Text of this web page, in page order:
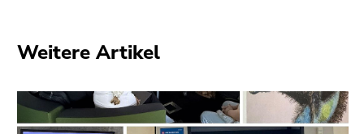
Weitere Artikel